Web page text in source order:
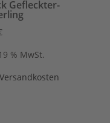
Gefleckter-
% MwSt.
Versandkosten